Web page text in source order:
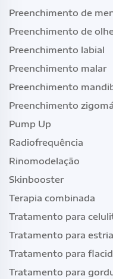
Preenchimento de
Preenchimento de
Preenchimento labial
Preenchimento malar
Preenchimento
Preenchimento
Pump Up
Radiofrequência
Rinomodelação
Skinbooster
Terapia combinada
Tratamento para
Tratamento para
Tratamento para
Tratamento para